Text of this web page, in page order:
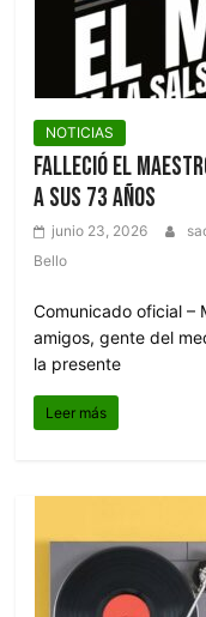
NOTICIAS
Falleció El
a Sus 73 Años
junio 23, 2026
Bello
Comunicado oficial –
amigos, gente del
la presente
Leer más